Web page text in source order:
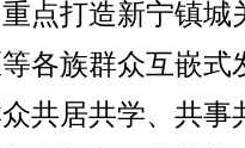
点打造新宁镇城
各族群众互嵌式
共居共学、共事